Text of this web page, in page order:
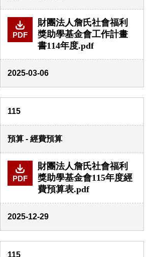
PDF
財團法人詹氏社會福利
獎助學基金會工作計畫
書114年度.pdf
2025-03-06
115
預算 - 經費預算
PDF
財團法人詹氏社會福利
獎助學基金會115年度經
費預算表.pdf
2025-12-29
115